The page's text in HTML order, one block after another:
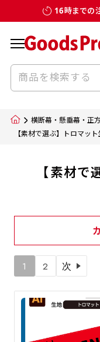
16時までの
横断幕・懸垂幕・正
【素材で選ぶ】トロマッ
【素材で
1 2 次